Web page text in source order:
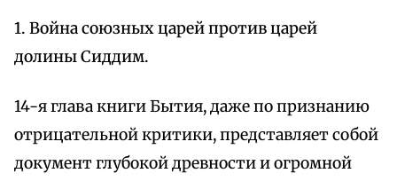
1. Война союзных царей против царей
долины Сиддим.
14-я глава книги Бытия, даже по признанию
отрицательной критики, представляет собой
документ глубокой древности и огромной